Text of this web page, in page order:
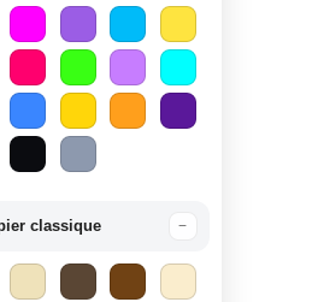
classique −